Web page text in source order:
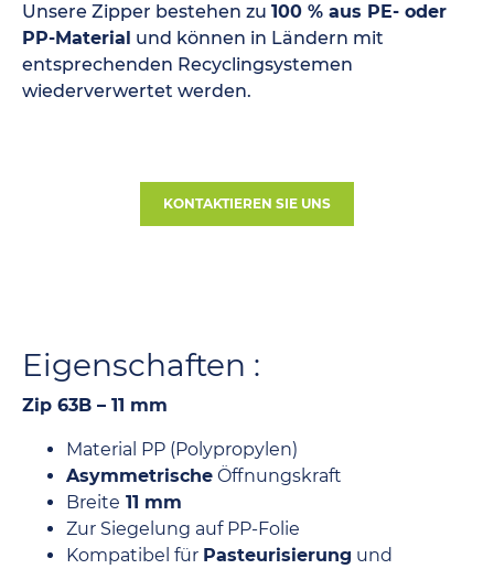
Unsere Zipper bestehen zu 100 % aus PE- oder
PP-Material und können in Ländern mit
entsprechenden Recyclingsystemen
wiederverwertet werden.
KONTAKTIEREN SIE UNS
Eigenschaften :
Zip 63B – 11 mm
Material PP (Polypropylen)
Asymmetrische Öffnungskraft
Breite 11 mm
Zur Siegelung auf PP-Folie
Kompatibel für Pasteurisierung und